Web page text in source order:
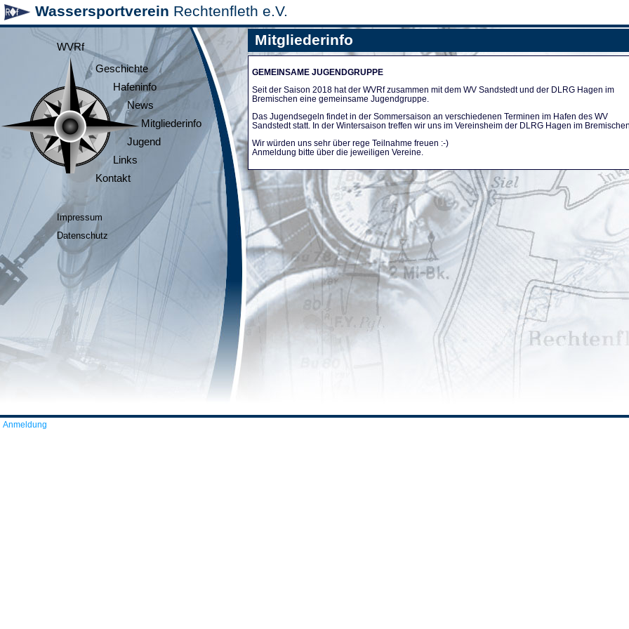
Wassersportverein Rechtenfleth e.V.
WVRf
Geschichte
Hafeninfo
News
Mitgliederinfo
Jugend
Links
Kontakt
Impressum
Datenschutz
Mitgliederinfo
GEMEINSAME JUGENDGRUPPE
Seit der Saison 2018 hat der WVRf zusammen mit dem WV Sandstedt und der DLRG Hagen im
Bremischen eine gemeinsame Jugendgruppe.
Das Jugendsegeln findet in der Sommersaison an verschiedenen Terminen im Hafen des WV
Sandstedt statt. In der Wintersaison treffen wir uns im Vereinsheim der DLRG Hagen im
Wir würden uns sehr über rege Teilnahme freuen :-)
Anmeldung bitte über die jeweiligen Vereine.
Anmeldung